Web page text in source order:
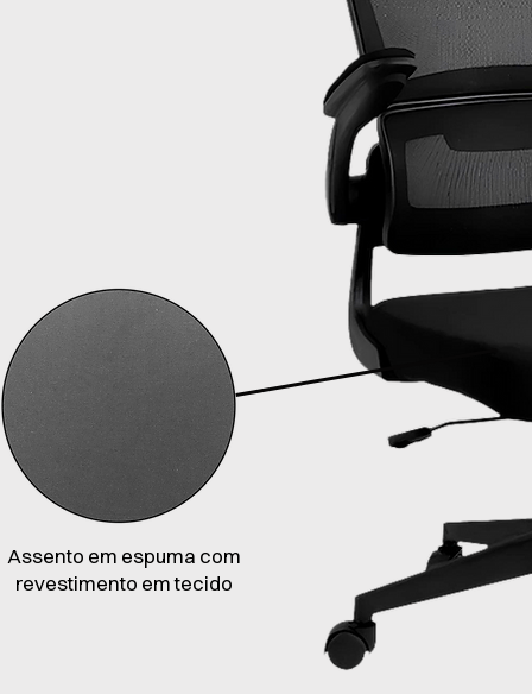
Assento em espuma com
revestimento em tecido